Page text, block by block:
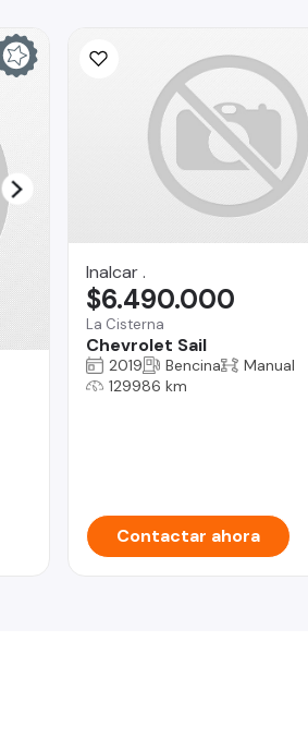
Inalcar .
La Cisterna
Chevrolet Sail
$6.490.000
2019 Bencina
Manual
129986 km
Contactar ahora